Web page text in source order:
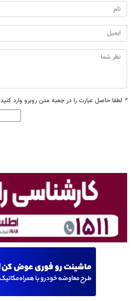
* لطفا حاصل عبارت را در جعبه متن روبرو وارد کنید